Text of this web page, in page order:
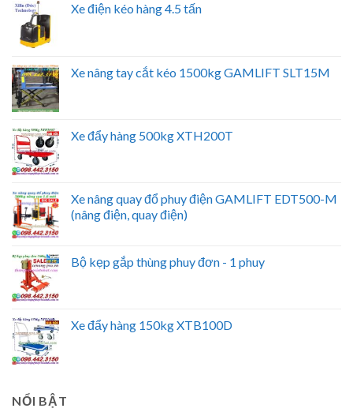
Xe điện kéo hàng 4.5 tấn
Xe nâng tay cắt kéo 1500kg GAMLIFT SLT15M
Xe đẩy hàng 500kg XTH200T
Xe nâng quay đổ phuy điện GAMLIFT EDT500-M
(nâng điện, quay điện)
Bộ kẹp gắp thùng phuy đơn - 1 phuy
Xe đẩy hàng 150kg XTB100D
NỔI BẬT